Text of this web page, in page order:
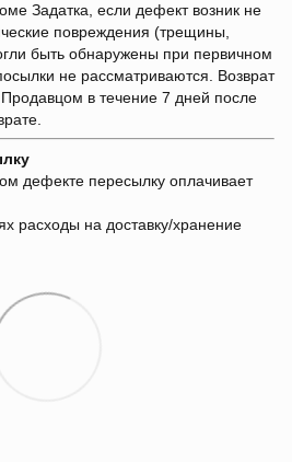
Задатка, если дефект возник не
повреждения (трещины,
быть обнаружены при первичном
не рассматриваются. Возврат
в течение 7 дней после
дефекте пересылку оплачивает
расходы на доставку/хранение